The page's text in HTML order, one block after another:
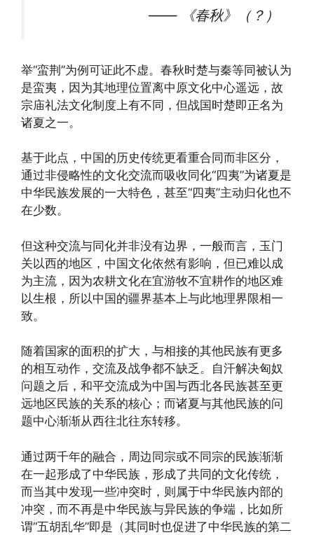
—— 《春秋》（？）
举“蛮荆”为例可证此不虚。春秋时楚与秦等同被认为
是蛮夷，因为其地理位置离中原文化中心遥远，故
宗庙礼法文化制度上有不同，但战国时楚即正名为
诸夏之一。
基于此点，中国的历史传统更看重合同而非区分，
通过非侵略性的文化交流而吸收同化“四夷”为诸夏是
中华民族发展的一大特色，甚至“四夷”主动归化也不
在少数。
但这种交流与同化并非没有边界，一般而言，玉门
关以西的地区，中国文化依然有影响，但已难以成
为主流，因为农耕文化在宜游牧不宜耕作的地区难
以生根，所以中国的疆界基本上与此地理界限相一
致。
随着国家的面积的扩大，与相接的其他民族有更多
的相互动作，交流及战争都不缺乏。自汗解决匈奴
问题之后，和平交流成为中国与西北各民族甚至更
远地区民族的关系的核心；而诸夏与其他民族的问
题中心渐渐从西往北往东转移。
通过两千年的融合，周边同宗或不同宗的民族渐渐
在一起形成了中华民族，形成了共同的文化传统，
而当其中发现一些冲突时，则属于中华民族内部的
冲突，而不再是中华民族与异民族的争端，比如所
谓“五胡乱华”即是（其同时也促进了中华民族的第二